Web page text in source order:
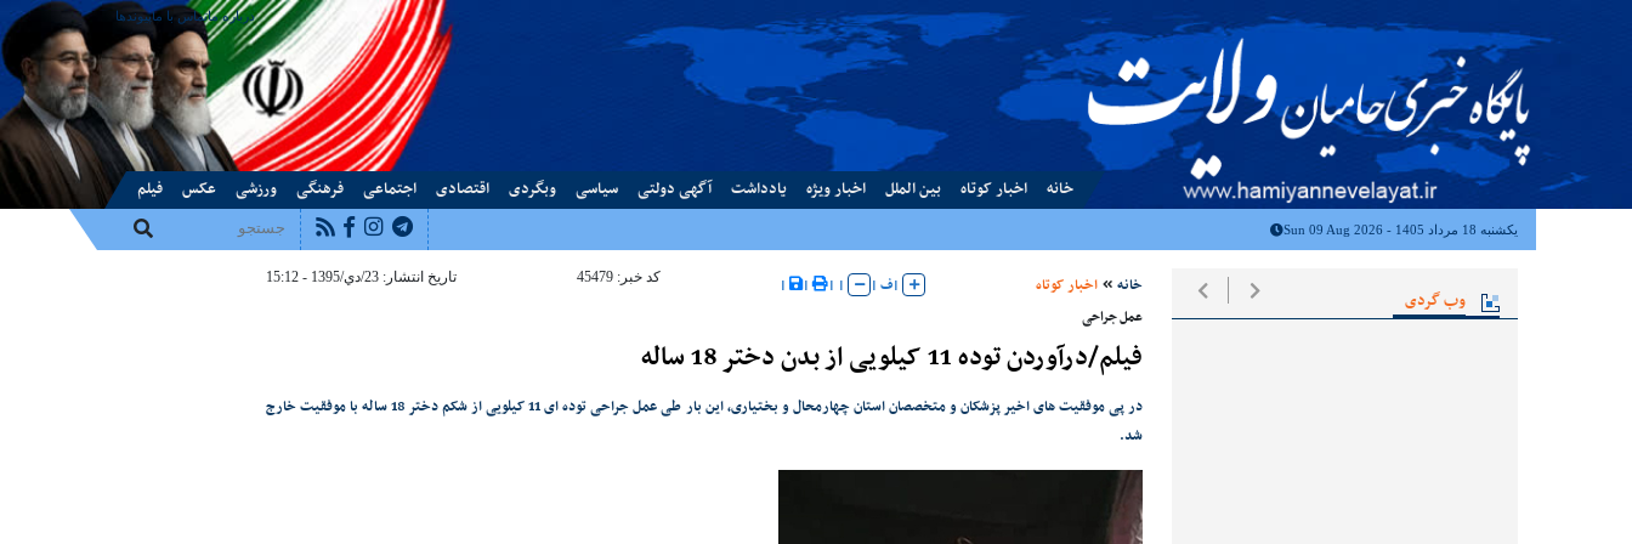
درباره ماتماس با ماپیوندها
خانه اخبار کوتاه بین الملل اخبار ویژه یادداشت آگهی دولتی سیاسی وبگردی اقتصادی اجتماعی فرهنگی ورزشی عکس فیلم
یکشنبه 18 مرداد 1405 - Sun 09 Aug 2026
وب گردی
خانه اخبار کوتاه |ف|
|
|
|
| کد خبر: 45479 تاریخ انتشار: 23/دي/1395 - 15:12
عمل جراحی
فیلم/درآوردن توده 11 کیلویی از بدن دختر 18 ساله
در پی موفقیت های اخیر پزشکان و متخصصان استان چهارمحال و بختیاری، این بار طی عمل جراحی توده ای 11 کیلویی از شکم دختر 18 ساله با موفقیت خارج
شد.